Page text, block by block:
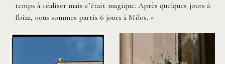
temps à réaliser mais c’était magique. Après quelques jours à
Ibiza, nous sommes partis 6 jours à Milos. »